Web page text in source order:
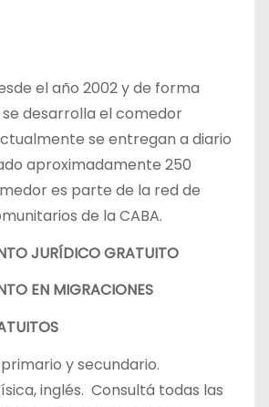
el año 2002 y de forma
desarrolla el comedor
se entregan a diario
aproximadamente 250
es parte de la red de
de la CABA.
JURÍDICO GRATUITO
EN MIGRACIONES
y secundario.
inglés. Consultá todas las